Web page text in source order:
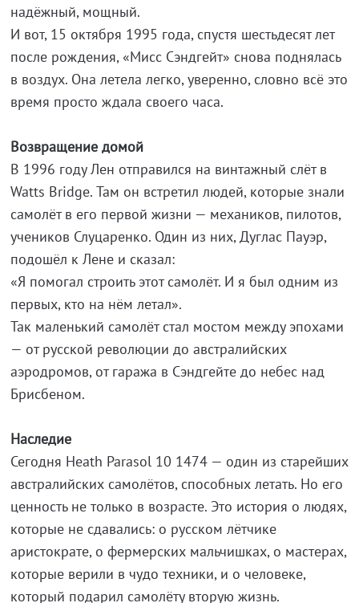
надёжный, мощный.
И вот, 15 октября 1995 года, спустя шестьдесят лет
после рождения, «Мисс Сэндгейт» снова поднялась
в воздух. Она летела легко, уверенно, словно всё это
время просто ждала своего часа.
Возвращение домой
В 1996 году Лен отправился на винтажный слёт в
Watts Bridge. Там он встретил людей, которые знали
самолёт в его первой жизни — механиков, пилотов,
учеников Слуцаренко. Один из них, Дуглас Пауэр,
подошёл к Лене и сказал:
«Я помогал строить этот самолёт. И я был одним из
первых, кто на нём летал».
Так маленький самолёт стал мостом между эпохами
— от русской революции до австралийских
аэродромов, от гаража в Сэндгейте до небес над
Брисбеном.
Наследие
Сегодня Heath Parasol 10 1474 — один из старейших
австралийских самолётов, способных летать. Но его
ценность не только в возрасте. Это история о людях,
которые не сдавались: о русском лётчике
аристократе, о фермерских мальчишках, о мастерах,
которые верили в чудо техники, и о человеке,
который подарил самолёту вторую жизнь.